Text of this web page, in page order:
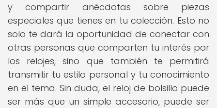
y compartir anécdotas sobre piezas
especiales que tienes en tu colección. Esto no
solo te dará la oportunidad de conectar con
otras personas que comparten tu interés por
los relojes, sino que también te permitirá
transmitir tu estilo personal y tu conocimiento
en el tema. Sin duda, el reloj de bolsillo puede
ser más que un simple accesorio, puede ser